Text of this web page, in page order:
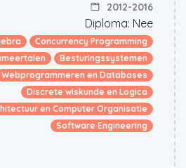
2012-2016
Diploma: Nee
Concurrency Programming
Besturingssystemen
Webprogrammeren en Databases
Discrete wiskunde en Logica
en Computer Organisatie
Software Engineering